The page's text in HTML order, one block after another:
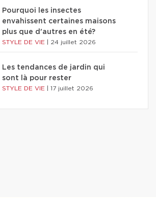
Pourquoi les insectes
envahissent certaines maisons
plus que d'autres en été?
STYLE DE VIE 24 juillet 2026
Les tendances de jardin qui
sont là pour rester
STYLE DE VIE 17 juillet 2026